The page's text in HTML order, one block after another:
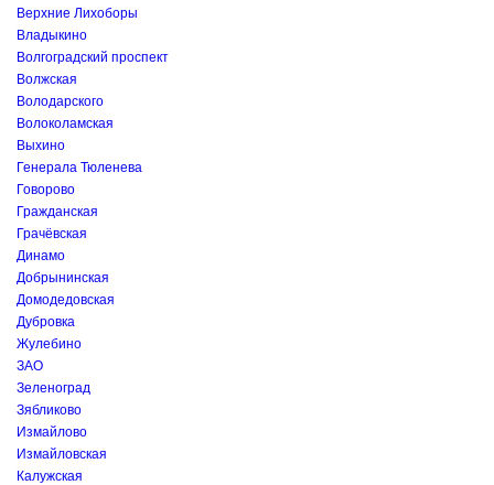
Верхние Лихоборы
Владыкино
Волгоградский проспект
Волжская
Володарского
Волоколамская
Выхино
Генерала Тюленева
Говорово
Гражданская
Грачёвская
Динамо
Добрынинская
Домодедовская
Дубровка
Жулебино
ЗАО
Зеленоград
Зябликово
Измайлово
Измайловская
Калужская